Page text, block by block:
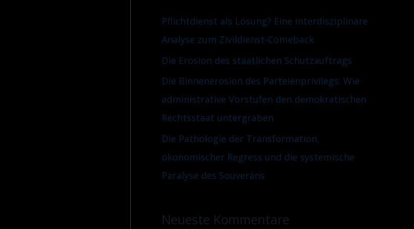
Pflichtdienst als Lösung? Eine interdisziplinäre
Analyse zum Zivildienst-Comeback
Die Erosion des staatlichen Schutzauftrags
Die Binnenerosion des Parteienprivilegs: Wie
administrative Vorstufen den demokratischen
Rechtsstaat untergraben
Die Pathologie der Transformation,
ökonomischer Regress und die systemische
Paralyse des Souveräns
Neueste Kommentare